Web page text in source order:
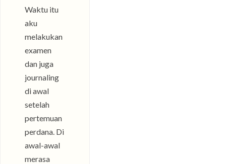
Waktu itu
aku
melakukan
examen
dan juga
journaling
di awal
setelah
pertemuan
perdana. Di
awal-awal
merasa